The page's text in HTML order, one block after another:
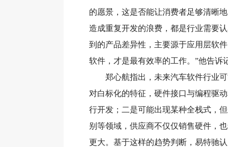
的愿景，这是否能让消费者足够清晰
造成重复开发的浪费，都是行业需要
到的产品差异性，主要源于应用层软
软件，才是最有效率的工作。”他告诉
郑心航指出，未来汽车软件行业可
对白标化的特征，硬件接口与编程驱
行开发；二是可能出现某种全栈式，
别等领域，供应商不仅仅销售硬件，
更大。基于这样的趋势判断，易特驰